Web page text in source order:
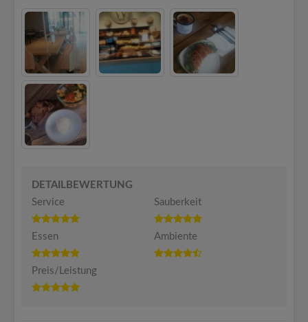
DETAILBEWERTUNG
Service
Sauberkeit
Essen Ambiente
Preis/Leistung